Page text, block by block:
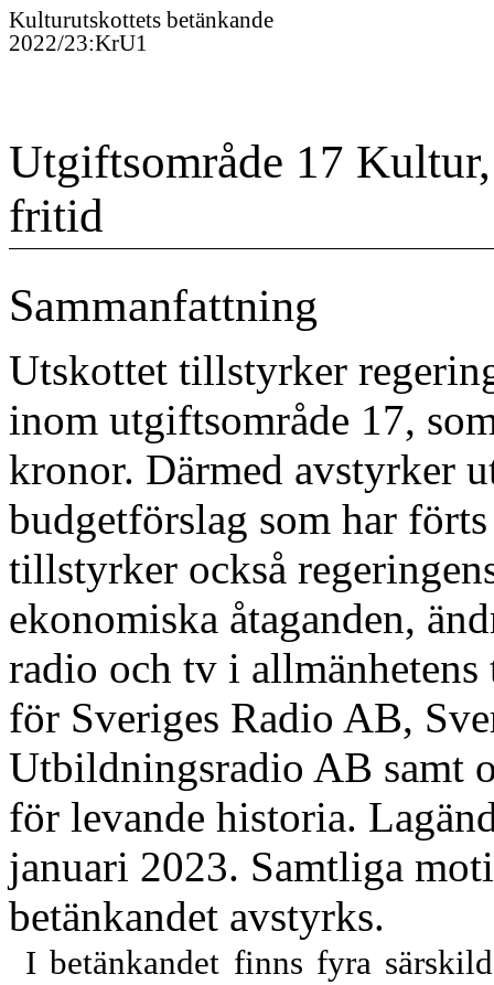
Kulturutskottets betänkande
2022/23:KrU1
Utgiftsområde 17
fritid
Sammanfattning
Utskottet tillstyrker
inom utgiftsområde 17,
kronor. Därmed avstyrker
budgetförslag som har
tillstyrker också
ekonomiska åtaganden,
radio och tv i
för Sveriges Radio AB,
Utbildningsradio AB samt
för levande historia.
januari 2023. Samtliga
betänkandet avstyrks.
I betänkandet finns fyra